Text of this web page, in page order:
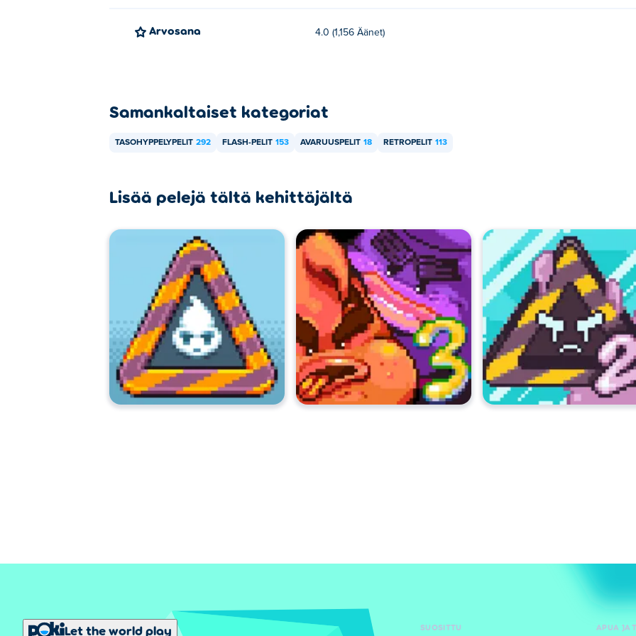
Arvosana 4.0 (1,156 Äänet)
Samankaltaiset kategoriat
TASOHYPPELYPELIT 292 FLASH-PELIT 153 AVARUUSPELIT 18 RETROPELIT 113
Lisää pelejä tältä kehittäjältä
Let the world play SUOSITTU APUA JA